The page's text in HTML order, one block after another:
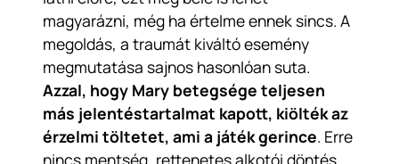
magyarázni, még ha értelme ennek sincs. A
megoldás, a traumát kiváltó esemény
megmutatása sajnos hasonlóan suta.
Azzal, hogy Mary betegsége teljesen
más jelentéstartalmat kapott, kiölték az
érzelmi töltetet, ami a játék gerince. Erre
nincs mentség, rettenetes alkotói döntés